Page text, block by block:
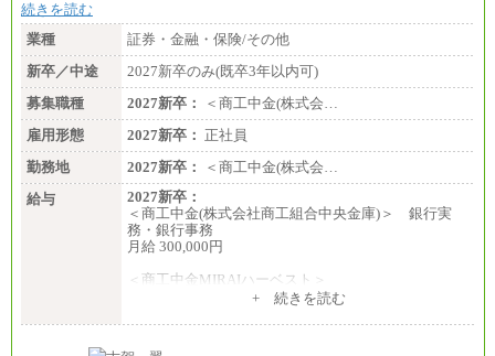
続きを読む
業種
証券・金融・保険/その他
新卒／中途
2027新卒のみ(既卒3年以内可)
募集職種
2027新卒：
＜商工中金(株式会…
雇用形態
2027新卒： 正社員
勤務地
2027新卒：
＜商工中金(株式会…
給与
2027新卒：
＜商工中金(株式会社商工組合中央金庫)＞ 銀行実
務・銀行事務
月給 300,000円
＜商工中金MIRAIハーベスト＞
+ 続きを読む